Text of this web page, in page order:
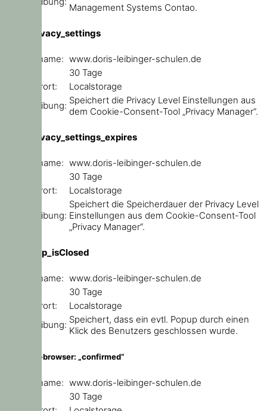
Management Systems Contao.
user_privacy_settings
Domainname: www.doris-leibinger-schulen.de
30 Tage
Speicherort:
Localstorage
Beschreibung: Speichert die Privacy Level Einstellungen aus
dem Cookie-Consent-Tool „Privacy Manager“.
user_privacy_settings_expires
Domainname: www.doris-leibinger-schulen.de
30 Tage
Speicherort:
Localstorage
Beschreibung:
Speichert die Speicherdauer der Privacy Level
Einstellungen aus dem Cookie-Consent-Tool
„Privacy Manager“.
ce_popup_isClosed
Domainname: www.doris-leibinger-schulen.de
30 Tage
Speicherort:
Localstorage
Beschreibung: Speichert, dass ein evtl. Popup durch einen
Klick des Benutzers geschlossen wurde.
outdated-browser: „confirmed“
Domainname: www.doris-leibinger-schulen.de
30 Tage